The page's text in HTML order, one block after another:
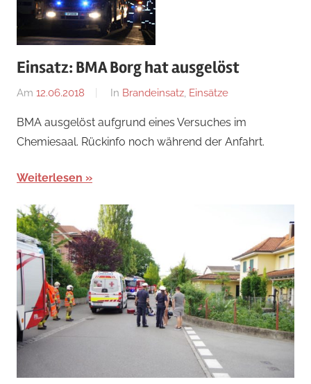
Einsatz: BMA Borg hat ausgelöst
Am 12.06.2018
Von
In Brandeinsatz, Einsätze
BMA ausgelöst aufgrund eines Versuches im
Chemiesaal. Rückinfo noch während der Anfahrt.
Weiterlesen